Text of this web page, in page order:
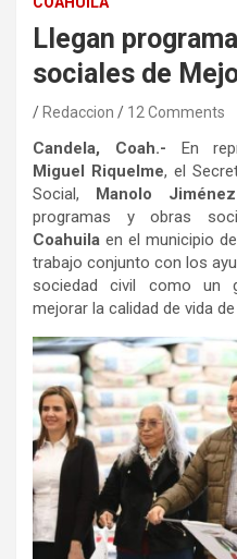
Llegan
sociales de
Redaccion 12 Comments
Candela, Coah.-
En
Miguel Riquelme, el
Social,
Manolo
programas y obras
Coahuila en el municipio de
trabajo conjunto con los
sociedad civil como un
mejorar la calidad de vida